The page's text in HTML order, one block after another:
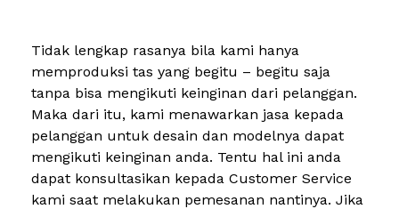
Tidak lengkap rasanya bila kami hanya
memproduksi tas yang begitu – begitu saja
tanpa bisa mengikuti keinginan dari pelanggan.
Maka dari itu, kami menawarkan jasa kepada
pelanggan untuk desain dan modelnya dapat
mengikuti keinginan anda. Tentu hal ini anda
dapat konsultasikan kepada Customer Service
kami saat melakukan pemesanan nantinya. Jika